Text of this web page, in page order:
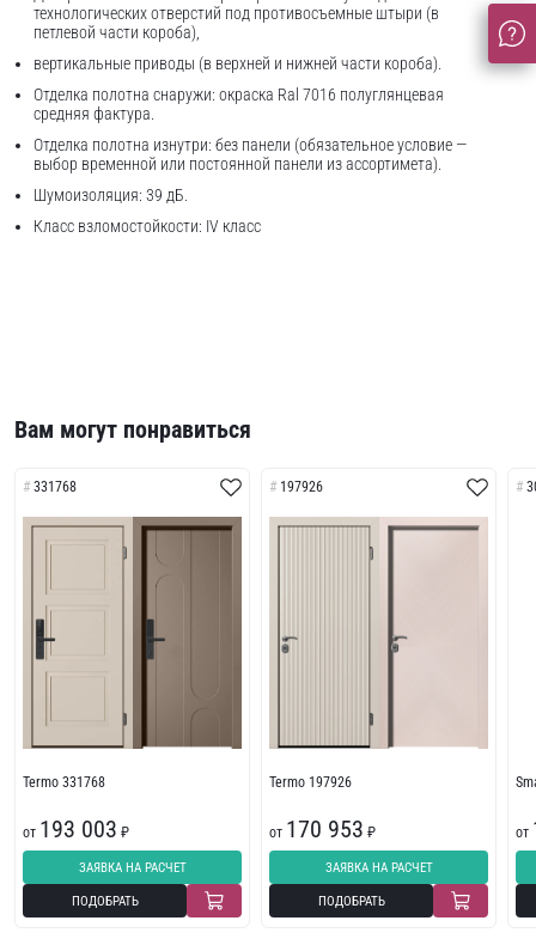
технологических отверстий под противосъемные штыри (в
петлевой части короба),
вертикальные приводы (в верхней и нижней части короба).
Отделка полотна снаружи: окраска Ral 7016 полуглянцевая
средняя фактура.
Отделка полотна изнутри: без панели (обязательное условие —
выбор временной или постоянной панели из ассортимета).
Шумоизоляция: 39 дБ.
Класс взломостойкости: IV класс
Вам могут понравиться
331768
Termo 331768
от 193 003 ₽
ЗАЯВКА НА РАСЧЕТ
ПОДОБРАТЬ
197926
Termo 197926
от 170 953 ₽
ЗАЯВКА НА РАСЧЕТ
ПОДОБРАТЬ
от